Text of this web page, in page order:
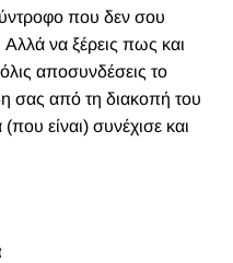
που δεν σου
Αλλά να ξέρεις πως και
αποσυνδέσεις το
σας από τη διακοπή του
είναι) συνέχισε και